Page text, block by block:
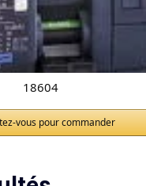
18604
vous pour commander